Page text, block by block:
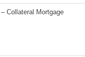
Collateral Mortgage